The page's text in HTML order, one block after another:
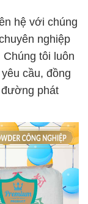
hệ với chúng
nghiệp
tôi luôn
cầu, đồng
đường phát